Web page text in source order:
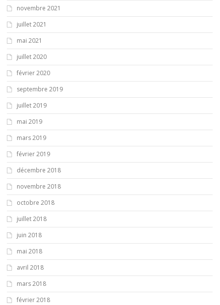
novembre 2021
juillet 2021
mai 2021
juillet 2020
février 2020
septembre 2019
juillet 2019
mai 2019
mars 2019
février 2019
décembre 2018
novembre 2018
octobre 2018
juillet 2018
juin 2018
mai 2018
avril 2018
mars 2018
février 2018